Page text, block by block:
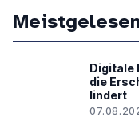
Meistgelesen
Digitale
die
lindert